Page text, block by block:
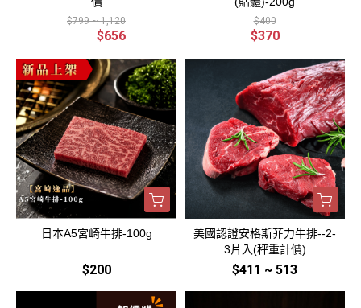
$799 ~ 1,120
$656
$400
$370
日本A5宮崎牛排-100g
$200
美國認證安格斯菲力牛排--2-
3片入(秤重計價)
$411 ~ 513